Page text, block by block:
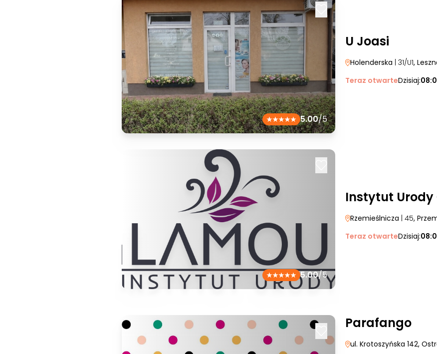
5.00/5
U Joasi
Holenderska | 31/U1,
Teraz otwarteDzisiaj:
5.00/5
Instytut
Rzemieślnicza | 45,
Teraz otwarteDzisiaj:
Parafango
ul. Krotoszyńska 142,